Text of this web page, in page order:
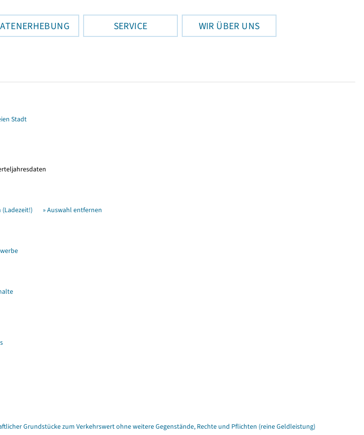
SERVICE WIR ÜBER UNS
Stadt
(Ladezeit!) » Auswahl entfernen
Grundstücke zum Verkehrswert ohne weitere Gegenstände, Rechte und Pflichten (reine Geldleistung)